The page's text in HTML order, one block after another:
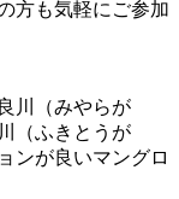
方も気軽にご参加
川（みやらが
（ふきとうが
ンが良いマングロ